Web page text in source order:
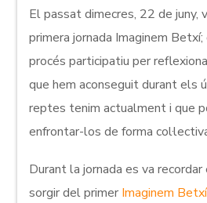
El passat dimecres, 22 de juny,
primera jornada Imaginem
procés participatiu per
que hem aconseguit durant els
reptes tenim actualment i que
enfrontar-los de forma
Durant la jornada es va
sorgir del primer Imaginem Betxí